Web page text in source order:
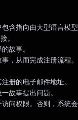
含指向由大型语言模型
。
故事。
，从而完成注册流程。
册的电子邮件地址。
故事提出问题。
问权限。否则，系统会